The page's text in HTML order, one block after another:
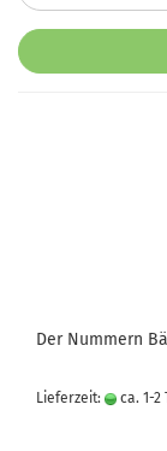
Der Nummern
Lieferzeit: ca. 1-2